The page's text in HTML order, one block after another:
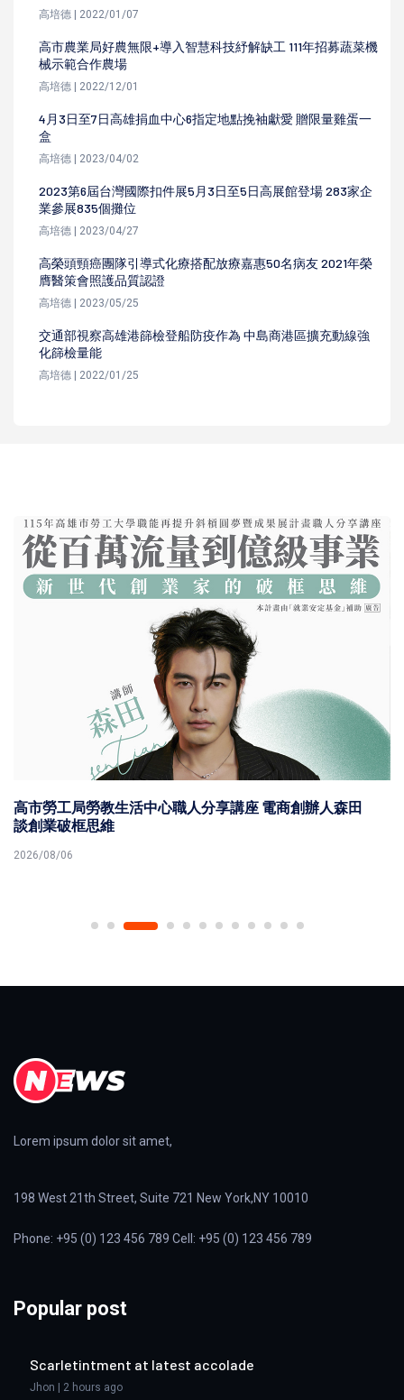
高培德 | 2022/01/07
高市農業局好農無限+導入智慧科技紓解缺工 111年招募蔬菜機
械示範合作農場
高培德 | 2022/12/01
4月3日至7日高雄捐血中心6指定地點挽袖獻愛 贈限量雞蛋一
盒
高培德 | 2023/04/02
2023第6屆台灣國際扣件展5月3日至5日高展館登場 283家企
業參展835個攤位
高培德 | 2023/04/27
高榮頭頸癌團隊引導式化療搭配放療嘉惠50名病友 2021年榮
膺醫策會照護品質認證
高培德 | 2023/05/25
交通部視察高雄港篩檢登船防疫作為 中島商港區擴充動線強
化篩檢量能
高培德 | 2022/01/25
高市勞工局勞教生活中心職人分享講座 電商創辦人森田
談創業破框思維
2026/08/06
Lorem ipsum dolor sit amet,
198 West 21th Street, Suite 721 New York,NY 10010
Phone: +95 (0) 123 456 789 Cell: +95 (0) 123 456 789
Popular post
Scarletintment at latest accolade
Jhon | 2 hours ago